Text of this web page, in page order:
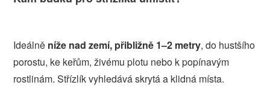
Ideálně níže nad zemí, přibližně 1–2 metry, do hustšího
porostu, ke keřům, živému plotu nebo k popínavým
rostlinám. Střízlík vyhledává skrytá a klidná místa.